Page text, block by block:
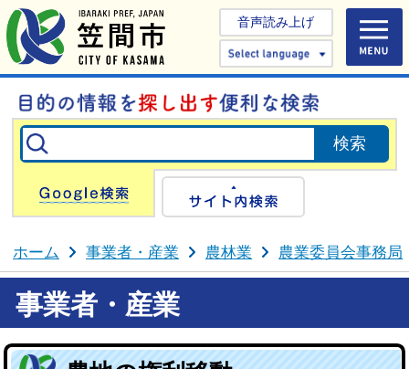
音声読み上げ
Select
Google検索
ホーム 事業者・産業 農林業 農業委員会事務局
事業者・産業